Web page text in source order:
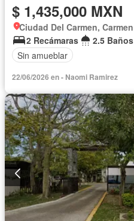
$ 1,435,000 MXN
Ciudad Del Carmen, Carmen
2 Recámaras
2.5 Baños
Sin amueblar
22/06/2026 en - Naomi Ramirez